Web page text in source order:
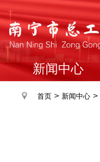
新闻中心
首页 > 新闻中心 >